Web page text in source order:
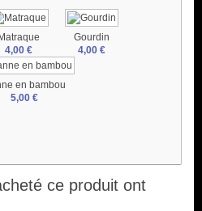
Matraque
4,00 €
Gourdin
4,00 €
en bambou
5,00 €
ce produit ont